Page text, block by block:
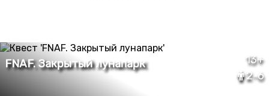
13+
2-6